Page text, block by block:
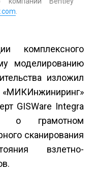
.
комплексного
моделированию
изложил
GIS­Ware Integra
о грамотном
сканирования
взлетно­